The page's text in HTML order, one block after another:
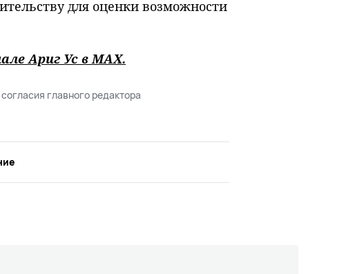
для оценки возможности
Ариг Ус в MAХ.
главного редактора